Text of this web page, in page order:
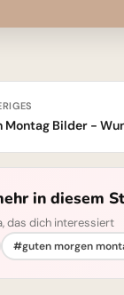
Montag Bilder -
in diesem
das dich interessiert
#guten morgen